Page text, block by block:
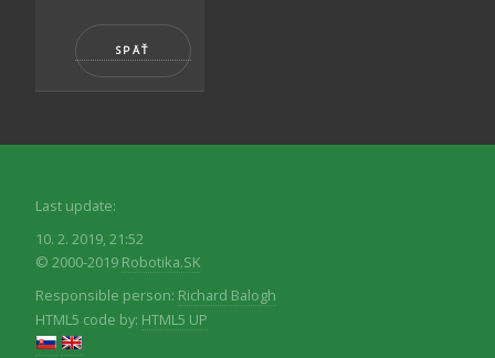
Last update:
10. 2. 2019, 21:52
© 2000-2019 Robotika.SK
Responsible person: Richard Balogh
HTML5 code by: HTML5 UP